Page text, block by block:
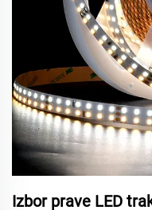
Izbor prave LED